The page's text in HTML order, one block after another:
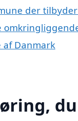
der
Danmark